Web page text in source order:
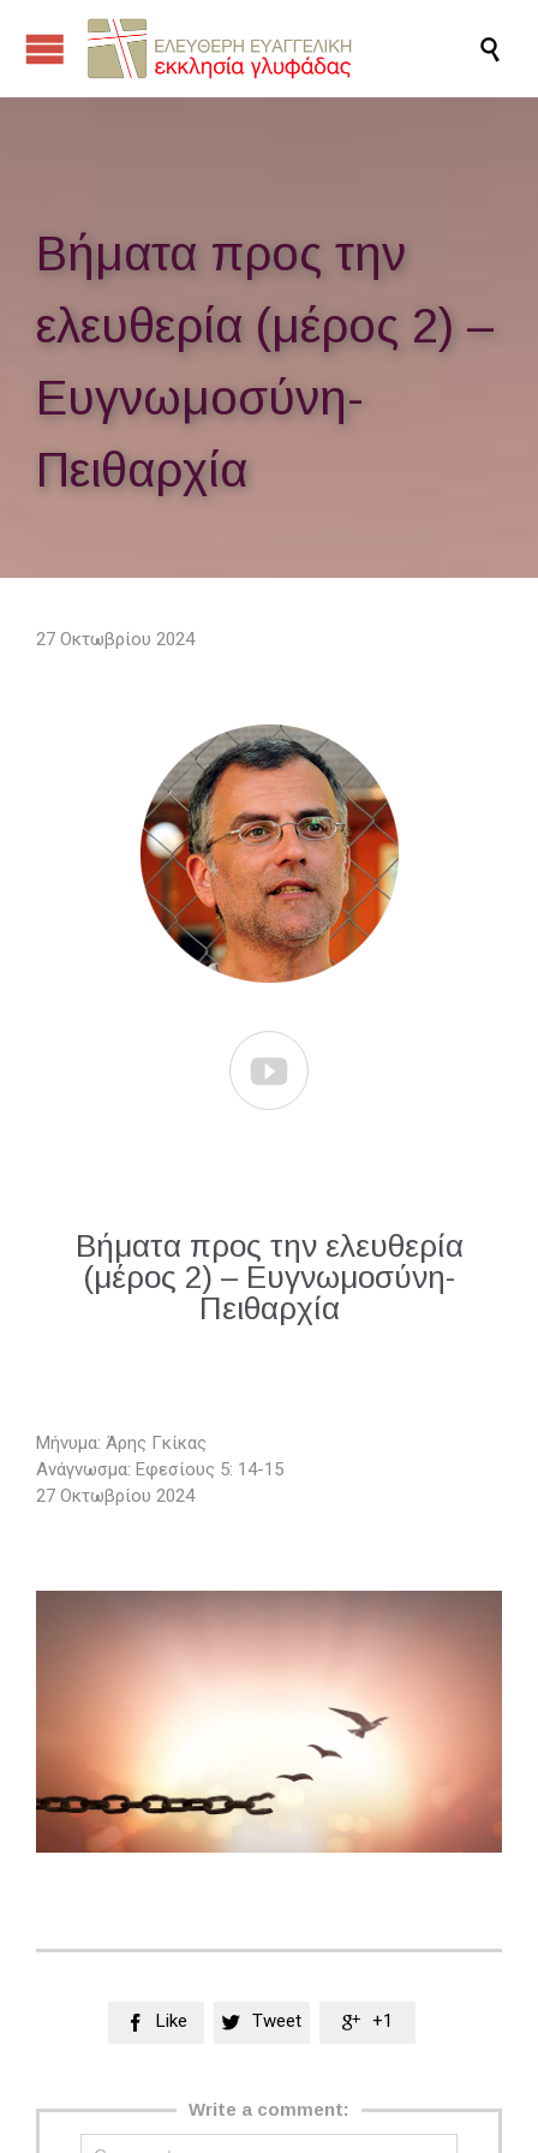

Βήματα προς την
ελευθερία (μέρος 2) –
Ευγνωμοσύνη-
Πειθαρχία
27 Οκτωβρίου 2024

Βήματα προς την ελευθερία
(μέρος 2) – Ευγνωμοσύνη-
Πειθαρχία
Μήνυμα: Άρης Γκίκας
Ανάγνωσμα: Εφεσίους 5: 14-15
27 Οκτωβρίου 2024
 Like  Tweet  +1
Write a comment: